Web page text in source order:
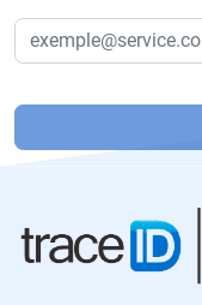
f
or